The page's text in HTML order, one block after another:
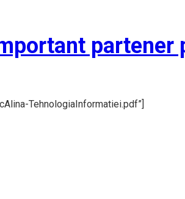
partener
TehnologiaInformatiei.pdf”]